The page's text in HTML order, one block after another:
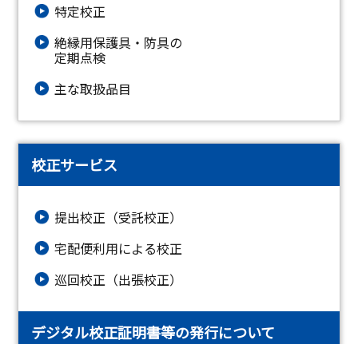
特定校正
絶縁⽤保護具・防具の
定期点検
主な取扱品目
校正サービス
提出校正（受託校正）
宅配便利用による校正
巡回校正（出張校正）
デジタル校正証明書等の発行について